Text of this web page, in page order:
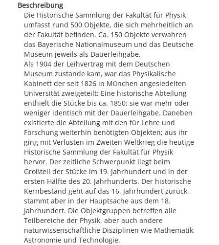
Beschreibung
Die Historische Sammlung der Fakultät für Physik
umfasst rund 500 Objekte, die sich mehrheitlich an
der Fakultät befinden. Ca. 150 Objekte verwahren
das Bayerische Nationalmuseum und das Deutsche
Museum jeweils als Dauerleihgabe.
Als 1904 der Leihvertrag mit dem Deutschen
Museum zustande kam, war das Physikalische
Kabinett der seit 1826 in München angesiedelten
Universität zweigeteilt: Eine historische Abteilung
enthielt die Stücke bis ca. 1850; sie war mehr oder
weniger identisch mit der Dauerleihgabe. Daneben
existierte die Abteilung mit den für Lehre und
Forschung weiterhin benötigten Objekten; aus ihr
ging mit Verlusten im Zweiten Weltkrieg die heutige
Historische Sammlung der Fakultät für Physik
hervor. Der zeitliche Schwerpunkt liegt beim
Großteil der Stücke im 19. Jahrhundert und in der
ersten Hälfte des 20. Jahrhunderts. Der historische
Kernbestand geht auf das 16. Jahrhundert zurück,
stammt aber in der Hauptsache aus dem 18.
Jahrhundert. Die Objektgruppen betreffen alle
Teilbereiche der Physik, aber auch andere
naturwissenschaftliche Disziplinen wie Mathematik,
Astronomie und Technologie.